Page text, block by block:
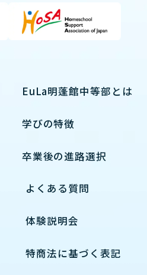
EuLa明蓬館中等部とは
学びの特徴
卒業後の進路選択
よくある質問
体験説明会
特商法に基づく表記